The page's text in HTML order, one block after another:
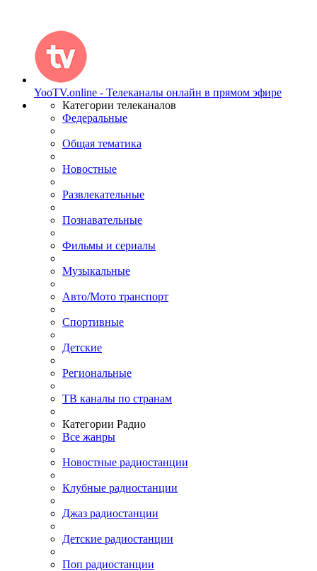
YooTV.online - Телеканалы онлайн в прямом эфире
Категории телеканалов
Федеральные
Общая тематика
Новостные
Развлекательные
Познавательные
Фильмы и сериалы
Музыкальные
Авто/Мото транспорт
Спортивные
Детские
Региональные
ТВ каналы по странам
Категории Радио
Все жанры
Новостные радиостанции
Клубные радиостанции
Джаз радиостанции
Детские радиостанции
Поп радиостанции